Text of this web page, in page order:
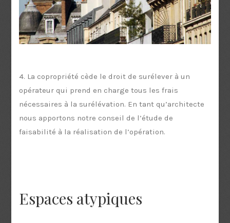
4. La copropriété cède le droit de surélever à un
opérateur qui prend en charge tous les frais
nécessaires à la surélévation. En tant qu’architecte
nous apportons notre conseil de l’étude de
faisabilité à la réalisation de l’opération.
Espaces atypiques